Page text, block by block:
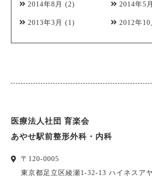
2014年8月 (2) 2014年5月
2013年3月 (1) 2012年10
医療法人社団 育楽会
あやせ駅前整形外科・内科
〒 120-0005
東京都足立区綾瀬1-32-13 ハイネスア